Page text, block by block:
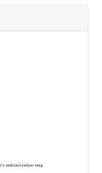
radicalization trap